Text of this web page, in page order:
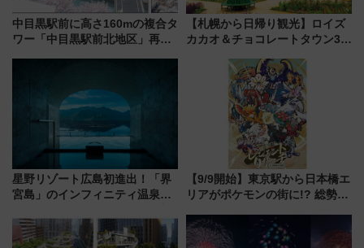
中目黒駅前に高さ160mの複合タ
ワー「中目黒駅前北地区」再開
【札幌から日帰り観光】ロイズ
カカオ＆チョコレートタウン3周
詰め放題を開催、ロイズタウン
駅からのアクセスも
星野リゾート広島初進出！「界
宮島」のインフィニティ温泉と
宿泊料金・アクセスは？（2026
年7月23日開業）
【9/9開始】東京駅から日本橋エ
リアがポケモンの街に!? 総勢
リサーチ」本格謎解き・グッズ
情報まとめ